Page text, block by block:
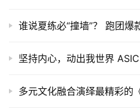
谁说夏练必“撞墙”？ 跑团爆
坚持内心，动出我世界
多元文化融合演绎最精彩的